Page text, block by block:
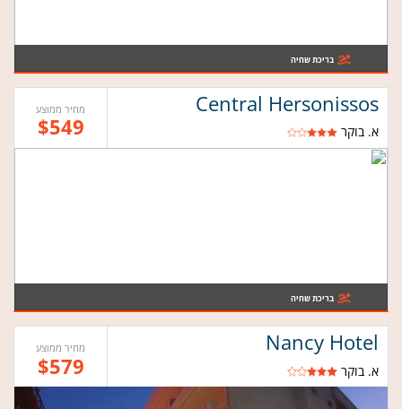
בריכת שחיה
Central Hersonissos
א. בוקר
מחיר ממוצע
$549
בריכת שחיה
Nancy Hotel
א. בוקר
מחיר ממוצע
$579